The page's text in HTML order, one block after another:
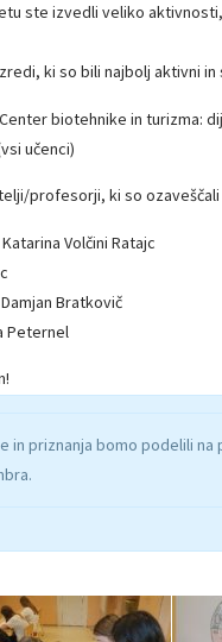
ste izvedli veliko
ki so bili najbolj aktivni in
biotehnike in turizma:
učenci)
profesorji, ki so ozaveščali
Volčini Ratajc
Bratkovič
Peternel
in priznanja bomo podelili